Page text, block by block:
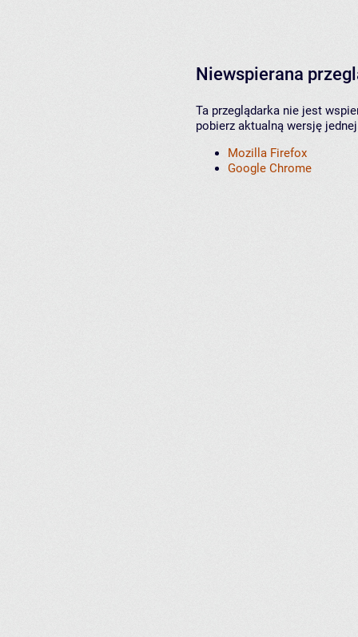
Niewspierana
Ta przeglądarka nie jest
pobierz aktualną wersję
Mozilla Firefox
Google Chrome